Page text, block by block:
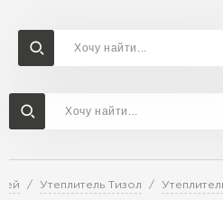
Утеплитель Тизол
Доставка и оплата
Утеплитель